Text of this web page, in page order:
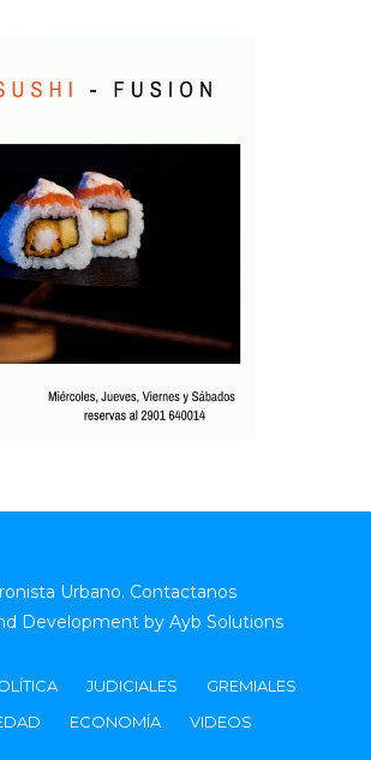
Urbano. Contactanos
Development by Ayb Solutions
JUDICIALES
GREMIALES
ECONOMÍA VIDEOS